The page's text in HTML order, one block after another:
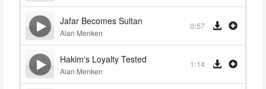
Jafar Becomes Sultan
Alan Menken
0:57
Hakim's Loyalty Tested
Alan Menken
1:14